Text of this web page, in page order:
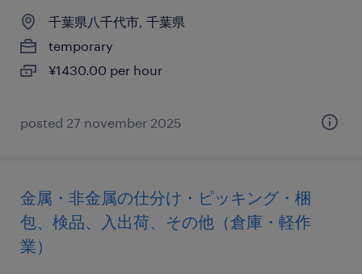
千葉県八千代市, 千葉県
temporary
¥1430.00 per hour
posted 27 november 2025
金属・非金属の仕分け・ピッキング・梱
包、検品、入出荷、その他（倉庫・軽作
業）